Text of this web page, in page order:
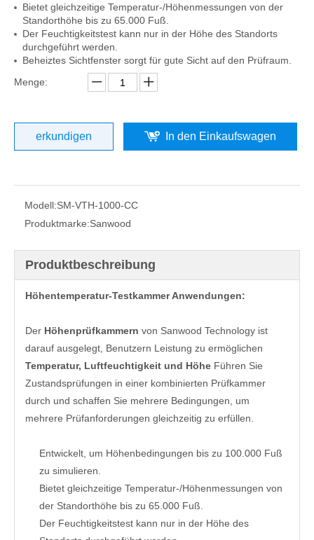
Bietet gleichzeitige Temperatur-/Höhenmessungen von der
Standorthöhe bis zu 65.000 Fuß.
Der Feuchtigkeitstest kann nur in der Höhe des Standorts
durchgeführt werden.
Beheiztes Sichtfenster sorgt für gute Sicht auf den Prüfraum.
Menge:
erkundigen In den Einkaufswagen
Modell:SM-VTH-1000-CC
Produktmarke:Sanwood
Produktbeschreibung
Höhentemperatur-TestkammerAnwendungen:
Der Höhenprüfkammern von Sanwood Technology ist
darauf ausgelegt, Benutzern Leistung zu ermöglichen
Temperatur, Luftfeuchtigkeit und Höhe Führen Sie
Zustandsprüfungen in einer kombinierten Prüfkammer
durch und schaffen Sie mehrere Bedingungen, um
mehrere Prüfanforderungen gleichzeitig zu erfüllen.
Entwickelt, um Höhenbedingungen bis zu 100.000 Fuß
zu simulieren.
Bietet gleichzeitige Temperatur-/Höhenmessungen von
der Standorthöhe bis zu 65.000 Fuß.
Der Feuchtigkeitstest kann nur in der Höhe des